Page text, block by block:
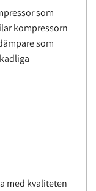
som
kompressorn
som
med kvaliteten